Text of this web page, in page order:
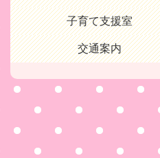
子育て支援室
交通案内